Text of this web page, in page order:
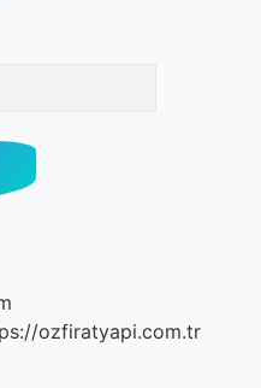
ozfiratyapi.com.tr